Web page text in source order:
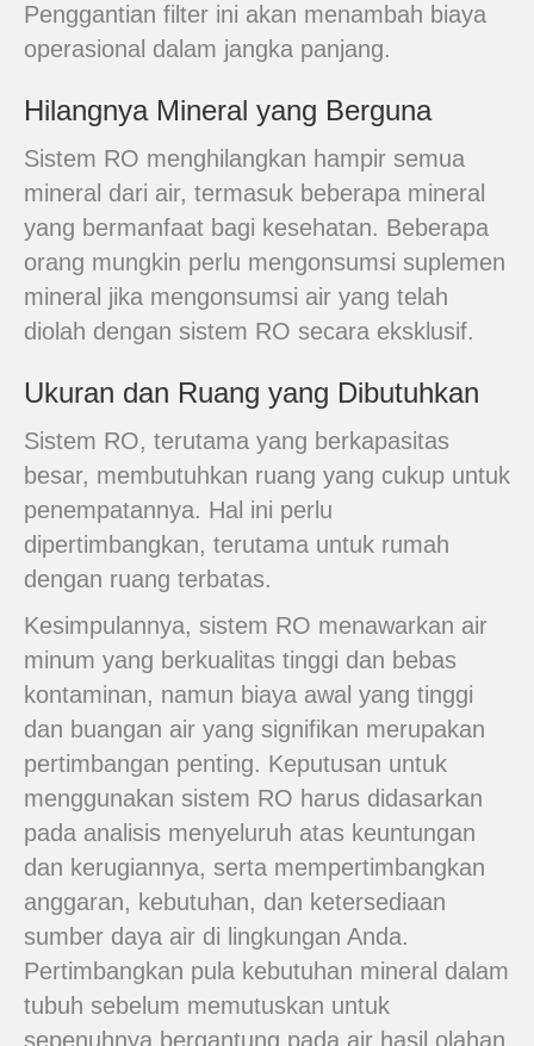
Penggantian filter ini akan menambah biaya
operasional dalam jangka panjang.
Hilangnya Mineral yang Berguna
Sistem RO menghilangkan hampir semua
mineral dari air, termasuk beberapa mineral
yang bermanfaat bagi kesehatan. Beberapa
orang mungkin perlu mengonsumsi suplemen
mineral jika mengonsumsi air yang telah
diolah dengan sistem RO secara eksklusif.
Ukuran dan Ruang yang Dibutuhkan
Sistem RO, terutama yang berkapasitas
besar, membutuhkan ruang yang cukup untuk
penempatannya. Hal ini perlu
dipertimbangkan, terutama untuk rumah
dengan ruang terbatas.
Kesimpulannya, sistem RO menawarkan air
minum yang berkualitas tinggi dan bebas
kontaminan, namun biaya awal yang tinggi
dan buangan air yang signifikan merupakan
pertimbangan penting. Keputusan untuk
menggunakan sistem RO harus didasarkan
pada analisis menyeluruh atas keuntungan
dan kerugiannya, serta mempertimbangkan
anggaran, kebutuhan, dan ketersediaan
sumber daya air di lingkungan Anda.
Pertimbangkan pula kebutuhan mineral dalam
tubuh sebelum memutuskan untuk
sepenuhnya bergantung pada air hasil olahan